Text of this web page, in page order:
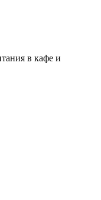
в кафе и